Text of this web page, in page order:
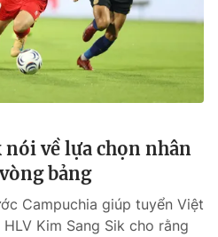
về lựa chọn nhân
bảng
Campuchia giúp tuyển Việt
Kim Sang Sik cho rằng